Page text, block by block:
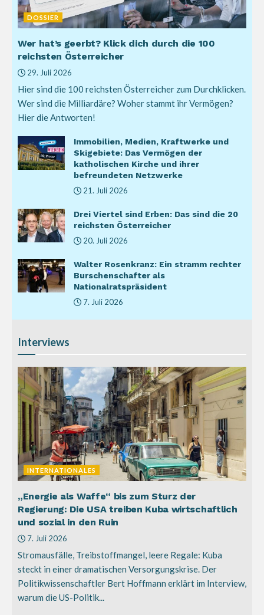
DOSSIER
Wer hat’s geerbt? Klick dich durch die 100
reichsten Österreicher
29. Juli 2026
Hier sind die 100 reichsten Österreicher zum Durchklicken.
Wer sind die Milliardäre? Woher stammt ihr Vermögen?
Hier die Antworten!
Immobilien, Medien, Kraftwerke und
Skigebiete: Das Vermögen der
katholischen Kirche und ihrer
befreundeten Netzwerke
21. Juli 2026
Drei Viertel sind Erben: Das sind die 20
reichsten Österreicher
20. Juli 2026
Walter Rosenkranz: Ein stramm rechter
Burschenschafter als
Nationalratspräsident
7. Juli 2026
Interviews
INTERNATIONALES
„Energie als Waffe“ bis zum Sturz der
Regierung: Die USA treiben Kuba wirtschaftlich
und sozial in den Ruin
7. Juli 2026
Stromausfälle, Treibstoffmangel, leere Regale: Kuba
steckt in einer dramatischen Versorgungskrise. Der
Politikwissenschaftler Bert Hoffmann erklärt im Interview,
warum die US-Politik...